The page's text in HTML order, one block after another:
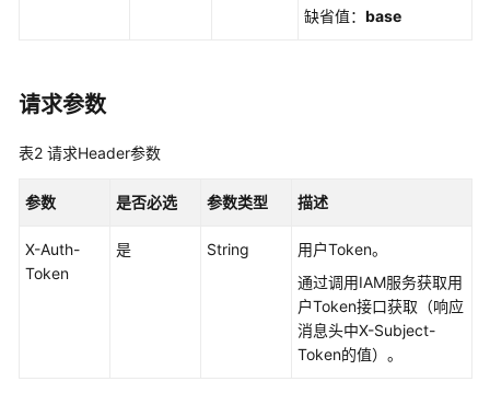
用
必
何
调
缺省值： base
请求参数
表2 请求Header参数
参数 是否必选 参数类型 描述
X-Auth-
Token
是 String
用户Token。
通过调用IAM服务获取用
户Token接口获取（响应
消息头中X-Subject-
Token的值）。